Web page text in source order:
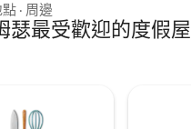
（ Tromsdalstind mountain
嘆的北極大教堂（ Arctic
）、熱門的夏爾巴人臺階和前
· 周邊
瑟最受歡迎的度假